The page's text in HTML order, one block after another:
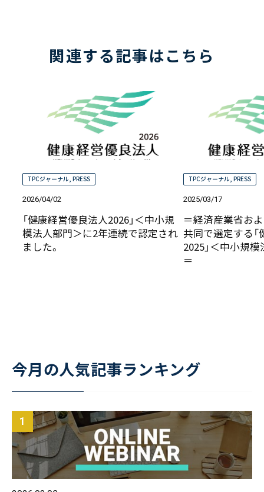
関連する記事はこちら
TPCジャーナル PRESS
2026/04/02
「健康経営優良法人2026」＜中小規
模法人部門＞に2年連続で認定され
ました。
TPCジャーナル ,PRESS
2025/03/17
＝経済産業省お
共同で選定する
2025」＜中小規
＝
今月の人気記事ランキング